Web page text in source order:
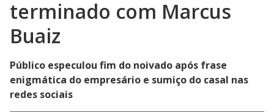
terminado com Marcus
Buaiz
Público especulou fim do noivado após frase
enigmática do empresário e sumiço do casal nas
redes sociais